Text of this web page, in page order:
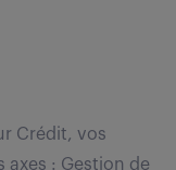
Crédit, vos
: Gestion de